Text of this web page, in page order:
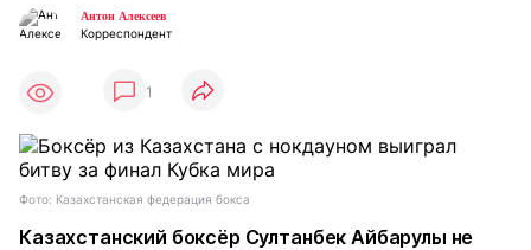
Антон Алексеев
Корреспондент
1
Фото: Казахстанская федерация бокса
Казахстанский боксёр Султанбек Айбарулы не